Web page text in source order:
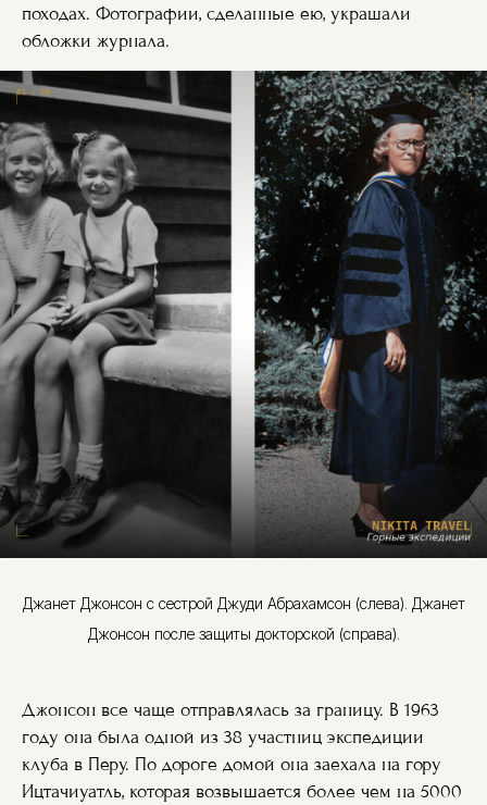
походах. Фотографии, сделанные ею, украшали
обложки журнала.
Джанет Джонсон с сестрой Джуди Абрахамсон (слева). Джанет
Джонсон после защиты докторской (справа).
Джонсон все чаще отправлялась за границу. В 1963
году она была одной из 38 участниц экспедиции
клуба в Перу. По дороге домой она заехала на гору
Ицтачиуатль, которая возвышается более чем на 5000